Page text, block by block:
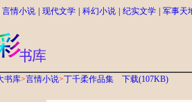
言情小说 现代文学 科幻小说 纪实文学 军事天
书库>言情小说>丁千柔作品集 下载(107KB)